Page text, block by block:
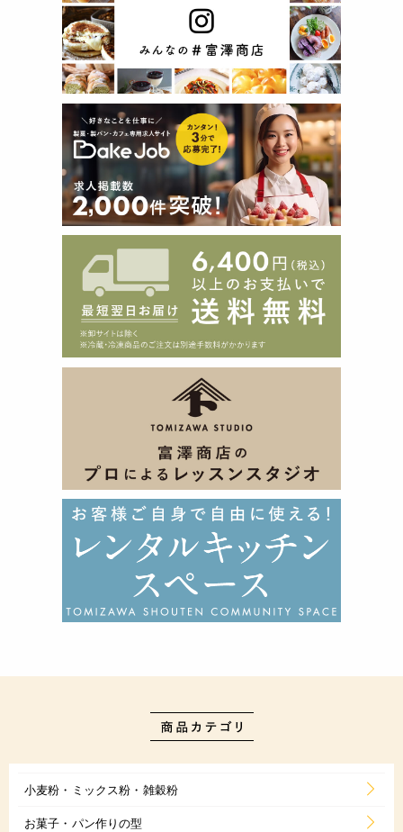
小麦粉・ミックス粉・雑穀粉
お菓子・パン作りの型